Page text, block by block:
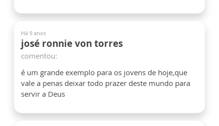
Há 9 anos
josé ronnie von torres
comentou:
é um grande exemplo para os jovens de hoje,que
vale a penas deixar todo prazer deste mundo para
servir a Deus